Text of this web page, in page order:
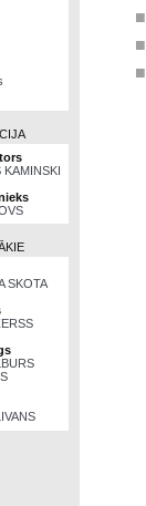
KAMINSKI
SKOTA
■
■
■